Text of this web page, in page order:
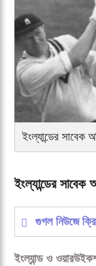
ইংল্যান্ডের সাবেক
ইংল্যান্ডের
গুগল নিউজে
ইংল্যান্ড ও